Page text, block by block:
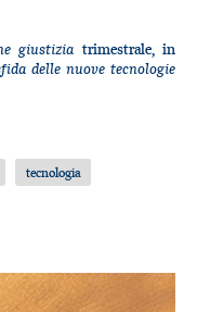
giustizia trimestrale, in
delle nuove tecnologie
tecnologia